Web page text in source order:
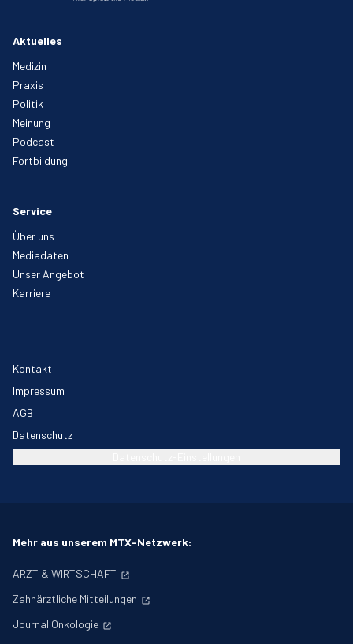
Aktuelles
Medizin
Praxis
Politik
Meinung
Podcast
Fortbildung
Service
Über uns
Mediadaten
Unser Angebot
Karriere
Kontakt
Impressum
AGB
Datenschutz
Mehr aus unserem MTX-Netzwerk:
ARZT & WIRTSCHAFT
Zahnärztliche Mitteilungen
Journal Onkologie